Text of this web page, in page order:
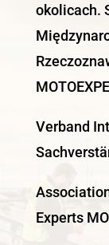
okolicach.
Verband
Experts